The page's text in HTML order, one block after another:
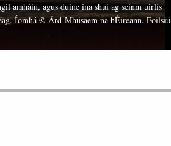
amháin, agus duine ina shuí ag seinm uirlís
Íomhá © Árd-Mhúsaem na hÉireann. Foilsiú